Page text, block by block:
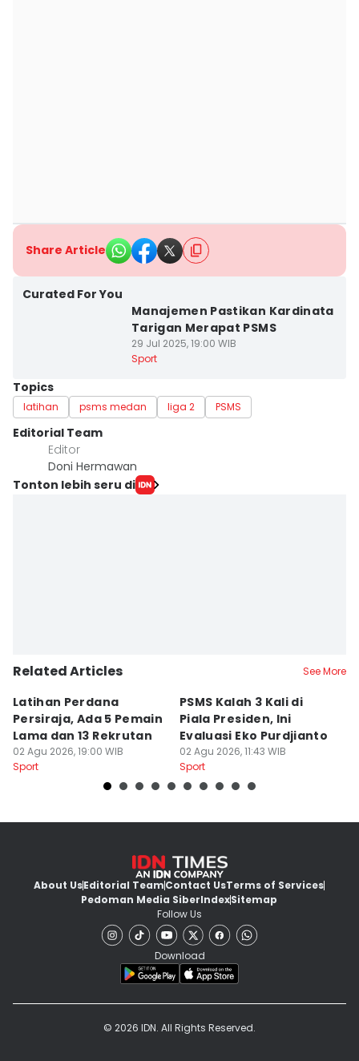
Share Article
Curated For You
Manajemen Pastikan Kardinata
Tarigan Merapat PSMS
29 Jul 2025, 19:00 WIB
Sport
Topics
latihan psms medan liga 2 PSMS
Editorial Team
Editor
Doni Hermawan
Tonton lebih seru di
Related Articles See More
Latihan Perdana
Persiraja, Ada 5 Pemain
Lama dan 13 Rekrutan
02 Agu 2026, 19:00 WIB
Sport
PSMS Kalah 3 Kali di
Piala Presiden, Ini
Evaluasi Eko Purdjianto
02 Agu 2026, 11:43 WIB
Sport
About UsEditorial TeamContact UsTerms of Services
Pedoman Media SiberIndexSitemap
Follow Us
Download
© 2026 IDN. All Rights Reserved.